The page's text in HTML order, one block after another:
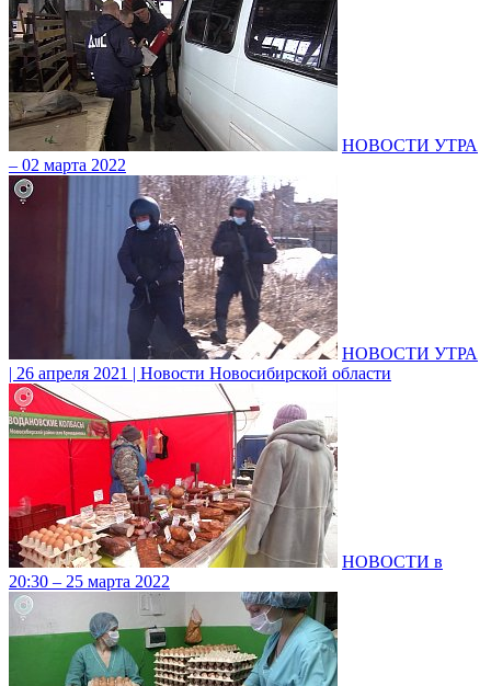
НОВОСТИ УТРА
– 02 марта 2022
НОВОСТИ УТРА
| 26 апреля 2021 | Новости Новосибирской области
НОВОСТИ в
20:30 – 25 марта 2022